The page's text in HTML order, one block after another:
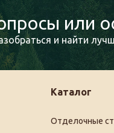
или
и найти
Каталог
Отделочные